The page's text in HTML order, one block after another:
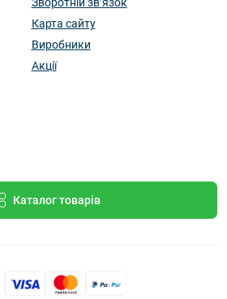
Карта сайту
Виробники
Акції
Каталог товарів